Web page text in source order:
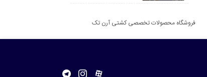
فروشگاه محصولات تخصصی کشتی آرن تک